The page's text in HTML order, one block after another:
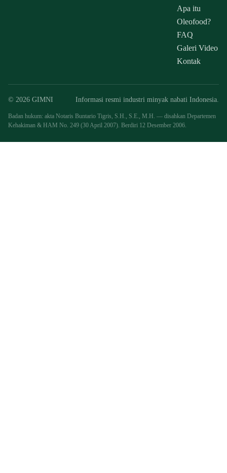
Apa itu
Oleofood?
FAQ
Galeri Video
Kontak
© 2026 GIMNI Informasi resmi industri minyak nabati Indonesia.
Badan hukum: akta Notaris Buntario Tigris, S.H., S.E., M.H. — disahkan Departemen
Kehakiman & HAM No. 249 (30 April 2007). Berdiri 12 Desember 2006.